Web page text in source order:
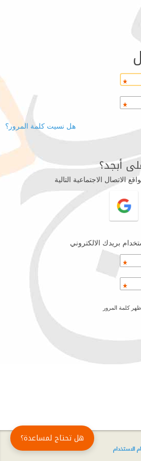
هل نسيت كلمة المرور؟
أبجد؟
الاتصال الاجتماعية التالية
بريدك الالكتروني
الاستخدام
هل تحتاج لمساعدة؟